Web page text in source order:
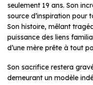
seulement 19 ans. Son
source d’inspiration pour
Son histoire, mêlant
puissance des liens
d’une mère prête à tout
Son sacrifice restera
demeurant un modèle